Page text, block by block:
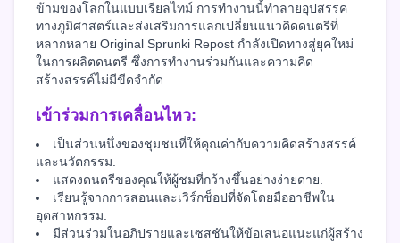
ข้ามของโลกในแบบเรียลไทม์ การทำงานนี้ทำลายอุปสรรค
ทางภูมิศาสตร์และส่งเสริมการแลกเปลี่ยนแนวคิดดนตรีที่
หลากหลาย Original Sprunki Repost กำลังเปิดทางสู่ยุคใหม่
ในการผลิตดนตรี ซึ่งการทำงานร่วมกันและความคิด
สร้างสรรค์ไม่มีขีดจำกัด
เข้าร่วมการเคลื่อนไหว:
เป็นส่วนหนึ่งของชุมชนที่ให้คุณค่ากับความคิดสร้างสรรค์
และนวัตกรรม.
แสดงดนตรีของคุณให้ผู้ชมที่กว้างขึ้นอย่างง่ายดาย.
เรียนรู้จากการสอนและเวิร์กช็อปที่จัดโดยมืออาชีพใน
อุตสาหกรรม.
มีส่วนร่วมในอภิปรายและเซสชันให้ข้อเสนอแนะแก่ผู้สร้าง